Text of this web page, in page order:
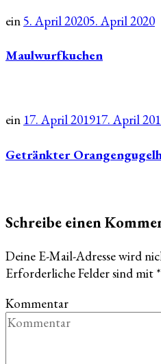
ein 5. April 20205. April 2020
Maulwurfkuchen
ein 17. April 201917. April
Getränkter
Schreibe einen
Deine E-Mail-Adresse wird
Erforderliche Felder sind mit *
Kommentar